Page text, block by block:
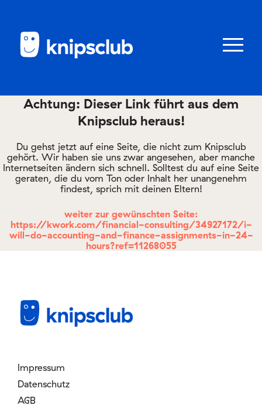
Menü
knipstipps
Eltern
Login
Achtung: Dieser Link führt aus dem
Knipsclub heraus!
Du gehst jetzt auf eine Seite, die nicht zum Knipsclub
gehört. Wir haben sie uns zwar angesehen, aber manche
Internetseiten ändern sich schnell. Solltest du auf eine Seite
geraten, die du vom Ton oder Inhalt her unangenehm
findest, sprich mit deinen Eltern!
weiter zur gewünschten Seite:
https://kwork.com/financial-consulting/34927172/i-
will-do-accounting-and-finance-assignments-in-24-
hours?ref=11268055
Impressum
Datenschutz
AGB